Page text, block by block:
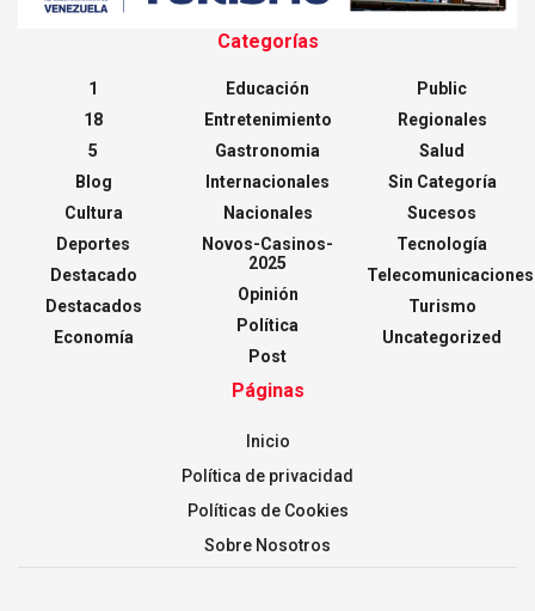
Categorías
1
18
5
Blog
Cultura
Deportes
Destacado
Destacados
Economía
Educación
Entretenimiento
Gastronomia
Internacionales
Nacionales
Novos-Casinos-
2025
Opinión
Política
Post
Public
Regionales
Salud
Sin Categoría
Sucesos
Tecnología
Telecomunicaciones
Turismo
Uncategorized
Páginas
Inicio
Política de privacidad
Políticas de Cookies
Sobre Nosotros